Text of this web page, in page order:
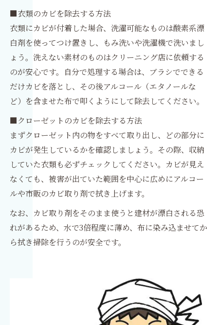
■衣類のカビを除去する方法
衣類にカビが付着した場合、洗濯可能なものは酸素系漂
白剤を使ってつけ置きし、もみ洗いや洗濯機で洗いまし
ょう。洗えない素材のものはクリーニング店に依頼する
のが安心です。自分で処理する場合は、ブラシでできる
だけカビを落とし、その後アルコール（エタノールな
ど）を含ませた布で叩くようにして除去してください。
■クローゼットのカビを除去する方法
まずクローゼット内の物をすべて取り出し、どの部分に
カビが発生しているかを確認しましょう。その際、収納
していた衣類も必ずチェックしてください。カビが見え
なくても、被害が出ていた範囲を中心に広めにアルコー
ルや市販のカビ取り剤で拭き上げます。
なお、カビ取り剤をそのまま使うと建材が漂白される恐
れがあるため、水で3倍程度に薄め、布に染み込ませてか
ら拭き掃除を行うのが安全です。